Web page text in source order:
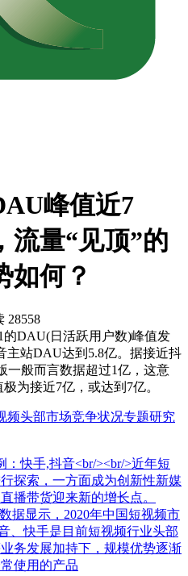
峰值近7
流量“见顶”的
如何？
28558
DAU(日活跃用户数)峰值发
主站DAU达到5.8亿。据接近抖
一般而言数据超过1亿，这意
为接近7亿，或达到7亿。
频头部市场竞争状况专题研究
快手,抖音<br/><br/>近年短
探索，一方面成为创新性新媒
播带货迎来新的增长点。
据显示，2020年中国短视频市
、快手是目前短视频行业头部
务发展加持下，规模优势逐渐
使用的产品